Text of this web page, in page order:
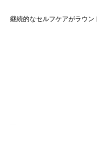
継続的なセルフケアがラウ
—